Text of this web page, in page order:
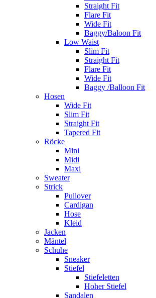
Straight Fit
Flare Fit
Wide Fit
Baggy/Baloon Fit
Low Waist
Slim Fit
Straight Fit
Flare Fit
Wide Fit
Baggy /Balloon Fit
Hosen
Wide Fit
Slim Fit
Straight Fit
Tapered Fit
Röcke
Mini
Midi
Maxi
Sweater
Strick
Pullover
Cardigan
Hose
Kleid
Jacken
Mäntel
Schuhe
Sneaker
Stiefel
Stiefeletten
Hoher Stiefel
Sandalen